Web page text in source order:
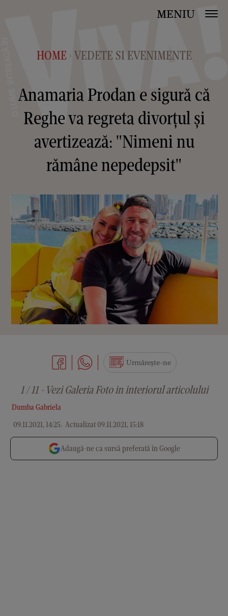
MENIU
HOME > VEDETE SI EVENIMENTE
Anamaria Prodan e sigură că
Reghe va regreta divorțul și
avertizează: "Nimeni nu
rămâne nepedepsit"
Dumba Gabriela
09.11.2021, 14:25. Actualizat 09.11.2021, 15:18
Urmărește-ne
1 / 11 - Vezi Galeria Foto in interiorul articolului
Adaugă-ne ca sursă preferată în Google